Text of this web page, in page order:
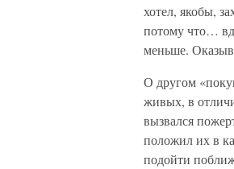
хотел, якобы,
потому что…
меньше.
О другом
живых, в
вызвался
положил их в
подойти